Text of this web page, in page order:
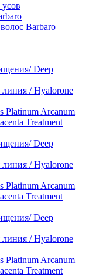
Barbaro
Deep
/ Hyalorone
Platinum Arcanum
Treatment
Deep
/ Hyalorone
Platinum Arcanum
Treatment
Deep
/ Hyalorone
Platinum Arcanum
Treatment